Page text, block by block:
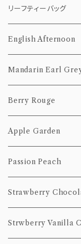
10個Pack
50g
100g
5個pack
10個Pack
リーフティー（茶葉）
50g
100g
ティーバッグ
5個pack
10個Pack
茶葉
50g
100g
リーフティーバッグ
10個pack
20個pack
English Afternoon
ティーバッグ
10個Pack
20個Pack
茶葉
50g
100g
Mandarin Earl
ティーバッグ
10個Pack
20個Pack
茶葉
50g
100g
Berry Rouge
ティーバッグ
10個Pack
20個Pack
茶葉
50g
100g
Apple Garden
ティーバッグ
10個Pack
20個Pack
茶葉
50g
Passion Peach
ティーバッグ
10個pack
Strawberry
ティーバッグ
Strwberry Vanilla